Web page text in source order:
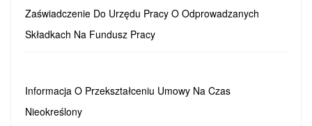
Zaświadczenie Do Urzędu Pracy O Odprowadzanych
Składkach Na Fundusz Pracy
Informacja O Przekształceniu Umowy Na Czas
Nieokreślony